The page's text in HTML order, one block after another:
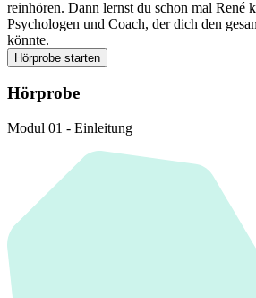
reinhören. Dann lernst du schon mal René
Psychologen und Coach, der dich den
könnte.
Hörprobe starten
Hörprobe
Modul 01 - Einleitung